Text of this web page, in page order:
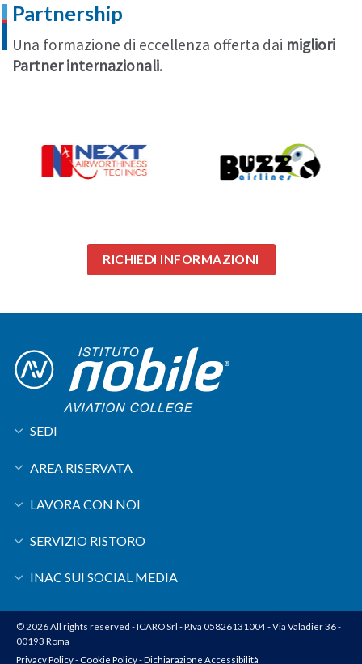
Partnership
Una formazione di eccellenza offerta dai migliori
Partner internazionali.
RICHIEDI INFORMAZIONI
SEDI
AREA RISERVATA
LAVORA CON NOI
SERVIZIO RISTORO
INAC SUI SOCIAL MEDIA
© 2026 All rights reserved - ICARO Srl - P.Iva 05826131004 - Via Valadier 36 -
00193 Roma
Privacy Policy- Cookie Policy-Dichiarazione Accessibilità